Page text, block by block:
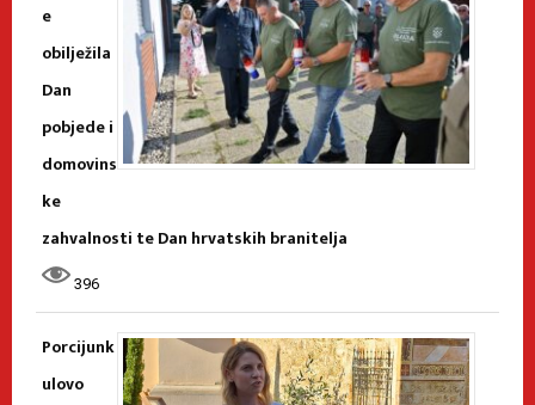
e
obilježila
Dan
pobjede i
domovins
ke
zahvalnosti te Dan hrvatskih branitelja
396
Porcijunk
ulovo